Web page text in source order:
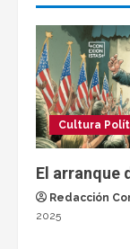
Cultura
El arranque
Redacción
2025